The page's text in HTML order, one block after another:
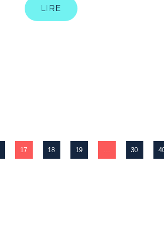
LIRE
17 18 19 … 30